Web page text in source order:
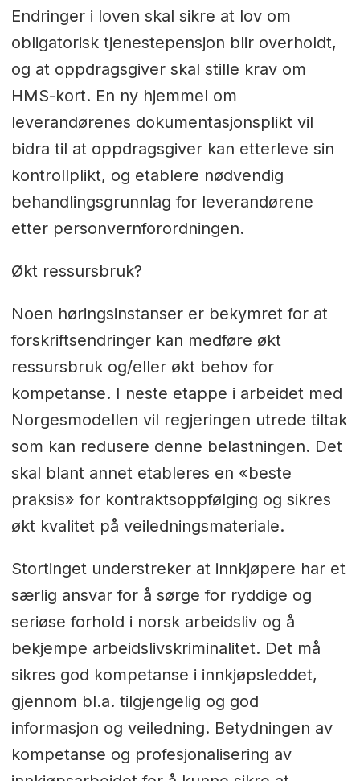
Endringer i loven skal sikre at lov om
obligatorisk tjenestepensjon blir overholdt,
og at oppdragsgiver skal stille krav om
HMS-kort. En ny hjemmel om
leverandørenes dokumentasjonsplikt vil
bidra til at oppdragsgiver kan etterleve sin
kontrollplikt, og etablere nødvendig
behandlingsgrunnlag for leverandørene
etter personvernforordningen.
Økt ressursbruk?
Noen høringsinstanser er bekymret for at
forskriftsendringer kan medføre økt
ressursbruk og/eller økt behov for
kompetanse. I neste etappe i arbeidet med
Norgesmodellen vil regjeringen utrede tiltak
som kan redusere denne belastningen. Det
skal blant annet etableres en «beste
praksis» for kontraktsoppfølging og sikres
økt kvalitet på veiledningsmateriale.
Stortinget understreker at innkjøpere har et
særlig ansvar for å sørge for ryddige og
seriøse forhold i norsk arbeidsliv og å
bekjempe arbeidslivskriminalitet. Det må
sikres god kompetanse i innkjøpsleddet,
gjennom bl.a. tilgjengelig og god
informasjon og veiledning. Betydningen av
kompetanse og profesjonalisering av